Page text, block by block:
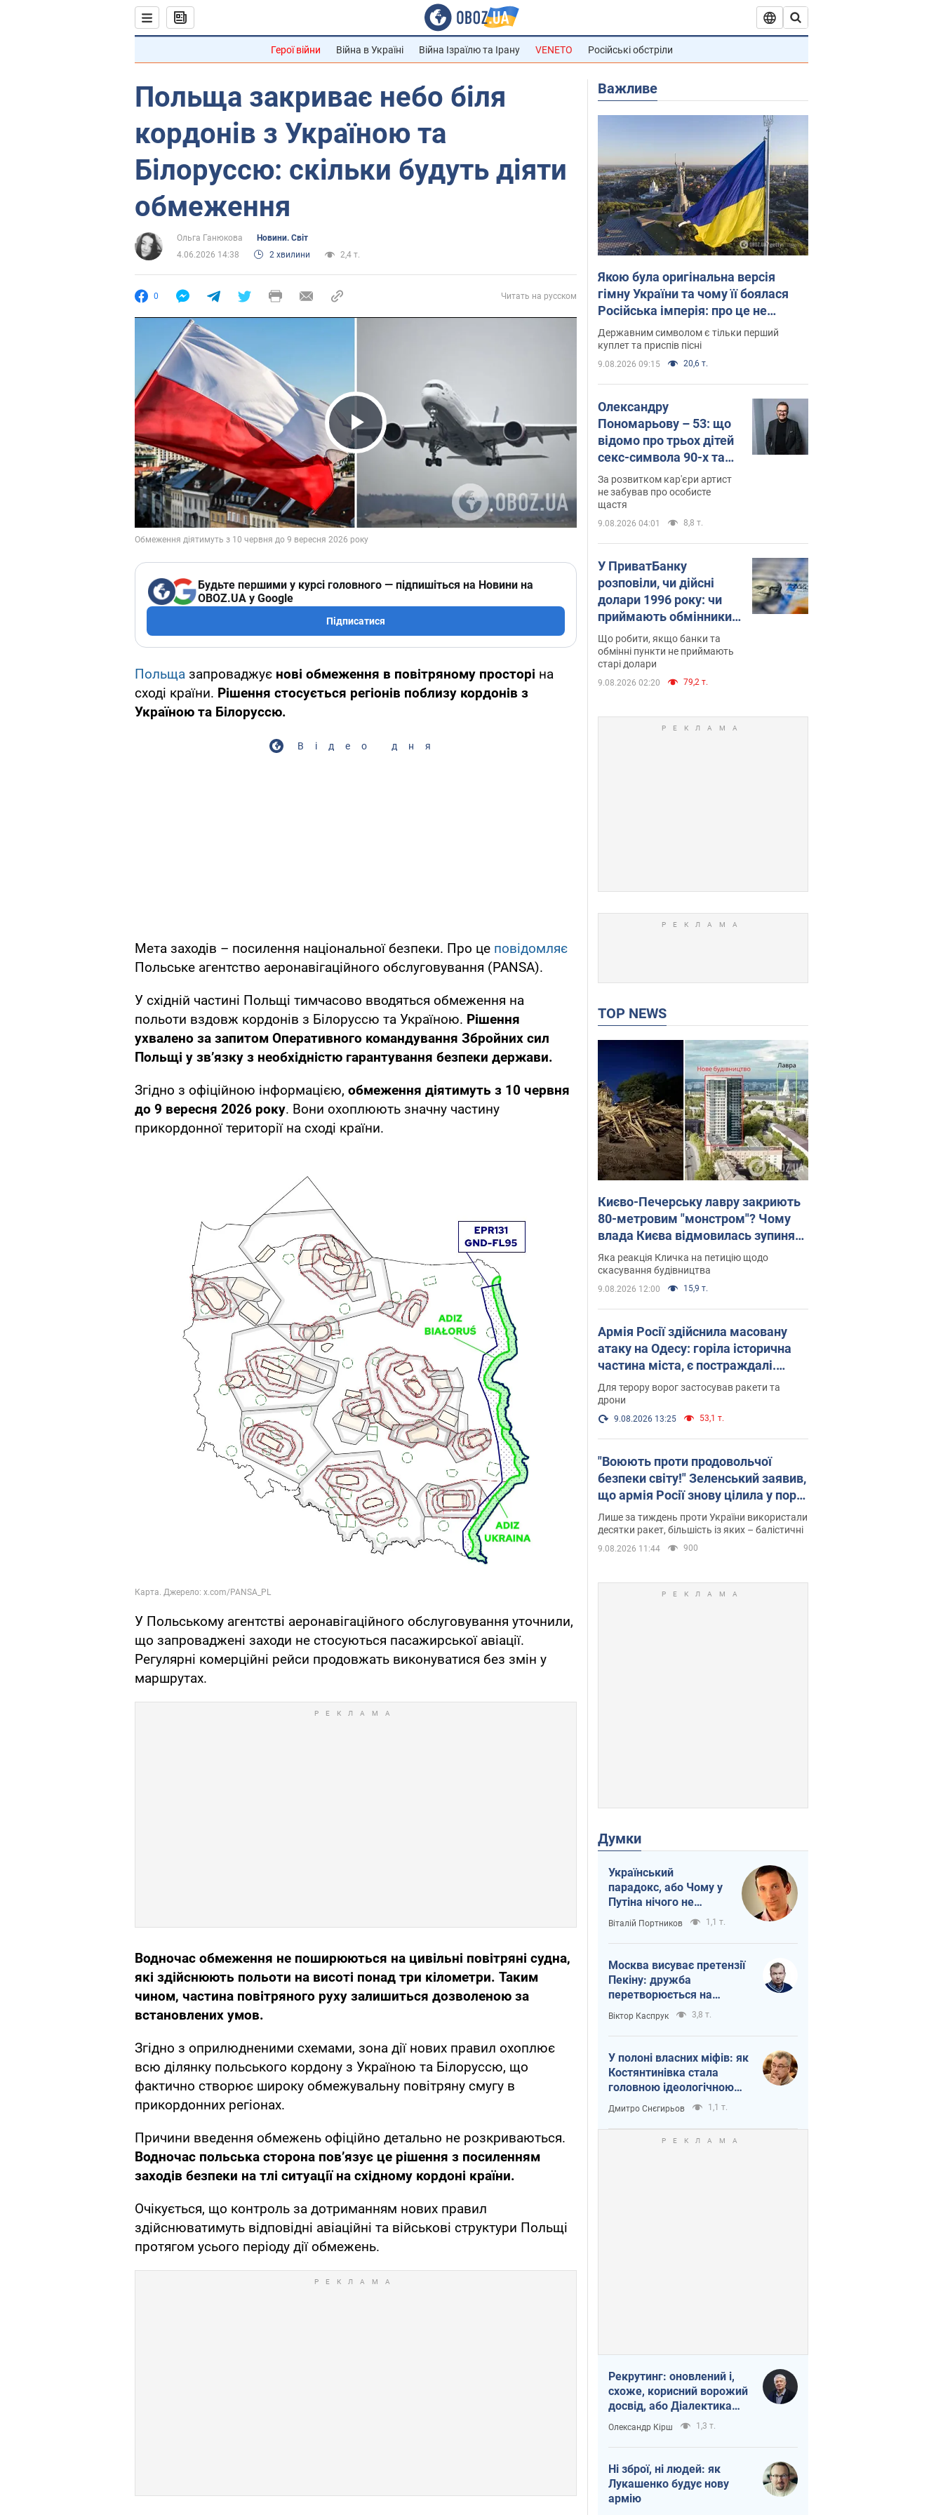
Герої війни Війна в Україні Війна Ізраїлю та Ірану VENETO Російські обстріли
Польща закриває небо біля
кордонів з Україною та
Білоруссю: скільки будуть діяти
обмеження
Ольга Ганюкова
Новини. Світ
4.06.2026 14:38
2 хвилини 2,4 т.
0 Читать на русском
Play Video
Будьте першими у курсі головного — підпишіться на Новини на
OBOZ.UA у Google
Підписатися
Польща запроваджує нові обмеження в повітряному просторі на
сході країни. Рішення стосується регіонів поблизу кордонів з
Україною та Білоруссю.
Відео дня
Мета заходів – посилення національної безпеки. Про це повідомляє
Польське агентство аеронавігаційного обслуговування (PANSA).
У східній частині Польщі тимчасово вводяться обмеження на
польоти вздовж кордонів з Білоруссю та Україною. Рішення
ухвалено за запитом Оперативного командування Збройних сил
Польщі у зв’язку з необхідністю гарантування безпеки держави.
Згідно з офіційною інформацією, обмеження діятимуть з 10 червня
до 9 вересня 2026 року. Вони охоплюють значну частину
прикордонної території на сході країни.
У Польському агентстві аеронавігаційного обслуговування уточнили,
що запроваджені заходи не стосуються пасажирської авіації.
Регулярні комерційні рейси продовжать виконуватися без змін у
маршрутах.
Водночас обмеження не поширюються на цивільні повітряні судна,
які здійснюють польоти на висоті понад три кілометри. Таким
чином, частина повітряного руху залишиться дозволеною за
встановлених умов.
Згідно з оприлюдненими схемами, зона дії нових правил охоплює
всю ділянку польського кордону з Україною та Білоруссю, що
фактично створює широку обмежувальну повітряну смугу в
прикордонних регіонах.
Причини введення обмежень офіційно детально не розкриваються.
Водночас польська сторона пов’язує це рішення з посиленням
заходів безпеки на тлі ситуації на східному кордоні країни.
Очікується, що контроль за дотриманням нових правил
здійснюватимуть відповідні авіаційні та військові структури Польщі
протягом усього періоду дії обмежень.
Важливе
Якою була оригінальна версія
гімну України та чому її боялася
Російська імперія: про це не
розповідають у школі
Державним символом є тільки перший
куплет та приспів пісні
9.08.2026 09:15 20,6 т.
Олександру
Пономарьову – 53: що
відомо про трьох дітей
секс-символа 90-х та
який вигляд вони
мають
За розвитком кар'єри артист
не забував про особисте
щастя
9.08.2026 04:01 8,8 т.
У ПриватБанку
розповіли, чи дійсні
долари 1996 року: чи
приймають обмінники
та банки такі купюри
Що робити, якщо банки та
обмінні пункти не приймають
старі долари
9.08.2026 02:20 79,2 т.
TOP NEWS
Києво-Печерську лавру закриють
80-метровим "монстром"? Чому
влада Києва відмовилась зупиняти
будівництво хмарочоса
"московського вірянина"
Яка реакція Кличка на петицію щодо
скасування будівництва
9.08.2026 12:00 15,9 т.
Армія Росії здійснила масовану
атаку на Одесу: горіла історична
частина міста, є постраждалі.
Фото та відео
Для терору ворог застосував ракети та
дрони
9.08.2026 13:25 53,1 т.
"Воюють проти продовольчої
безпеки світу!" Зеленський заявив,
що армія Росії знову цілила у порт
в Одесі
Лише за тиждень проти України використали
десятки ракет, більшість із яких – балістичні
9.08.2026 11:44 900
Думки
Український
парадокс, або Чому у
Путіна нічого не
вийшло з Україною
Віталій Портников 1,1 т.
Москва висуває претензії
Пекіну: дружба
перетворюється на
залежність Росії від
Китаю
Віктор Каспрук 3,8 т.
У полоні власних міфів: як
Костянтинівка стала
головною ідеологічною
пасткою для російських
окупантів
Дмитро Снєгирьов 1,1 т.
Рекрутинг: оновлений і,
схоже, корисний ворожий
досвід, або Діалектика
вибагливого боягузтва
Олександр Кірш 1,3 т.
Ні зброї, ні людей: як
Лукашенко будує нову
армію